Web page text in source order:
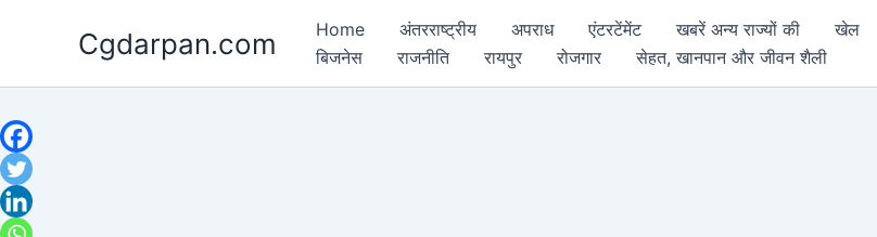
Cgdarpan.com Home अंतरराष्ट्रीय अपराध एंटरटेंमेंट खबरें अन्य राज्यों की खेल
बिजनेस
राजनीति रायपुर रोजगार सेहत, खानपान और जीवन शैली